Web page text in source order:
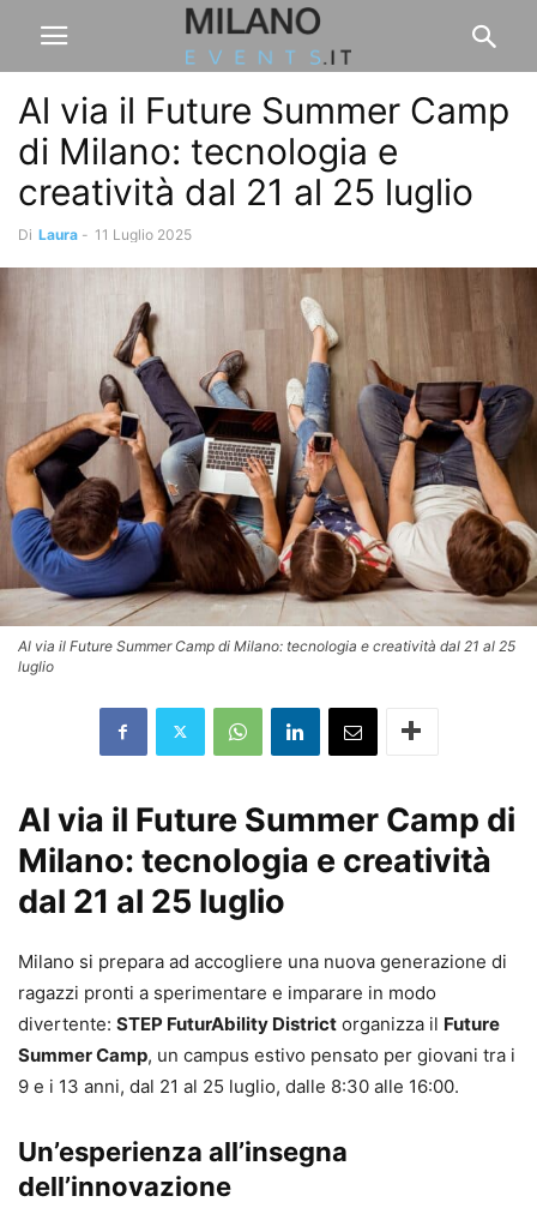
Al via il Future Summer Camp
di Milano: tecnologia e
creatività dal 21 al 25 luglio
Di Laura - 11 Luglio 2025
Al via il Future Summer Camp di Milano: tecnologia e creatività dal 21 al 25
luglio
Al via il Future Summer Camp di
Milano: tecnologia e creatività
dal 21 al 25 luglio
Milano si prepara ad accogliere una nuova generazione di
ragazzi pronti a sperimentare e imparare in modo
divertente: STEP FuturAbility District organizza il Future
Summer Camp, un campus estivo pensato per giovani tra i
9 e i 13 anni, dal 21 al 25 luglio, dalle 8:30 alle 16:00.
Un’esperienza all’insegna
dell’innovazione